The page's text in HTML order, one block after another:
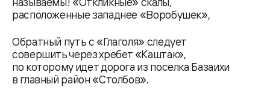
расположенные западнее «Воробушек»,
Обратный путь с «Глаголя» следует
совершить через хребет «Каштак»,
по которому идет дорога из поселка Базаихи
в главный район «Столбов».